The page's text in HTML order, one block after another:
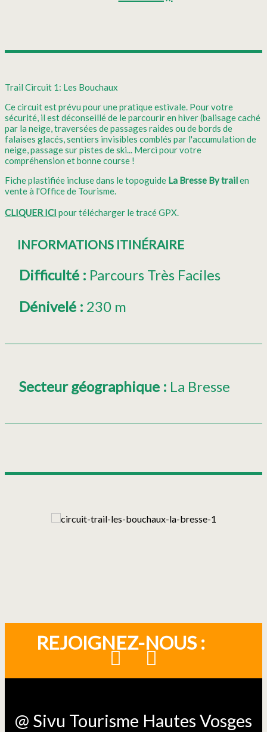
Trail Circuit 1: Les Bouchaux
Ce circuit est prévu pour une pratique estivale. Pour votre
sécurité, il est déconseillé de le parcourir en hiver (balisage caché
par la neige, traversées de passages raides ou de bords de
falaises glacés, sentiers invisibles comblés par l'accumulation de
neige, passage sur pistes de ski... Merci pour votre
compréhension et bonne course !
Fiche plastifiée incluse dans le topoguide La Bresse By trailen
vente à l'Office de Tourisme.
CLIQUER ICI pour télécharger le tracé GPX.
INFORMATIONS ITINÉRAIRE
Difficulté : Parcours Très Faciles
Dénivelé : 230 m
Secteur géographique : La Bresse
REJOIGNEZ-NOUS :
@ Sivu Tourisme Hautes Vosges